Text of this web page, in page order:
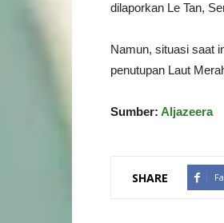
dilaporkan Le Tan,
Namun, situasi saat
penutupan Laut
Sumber: Aljazeera
SHARE